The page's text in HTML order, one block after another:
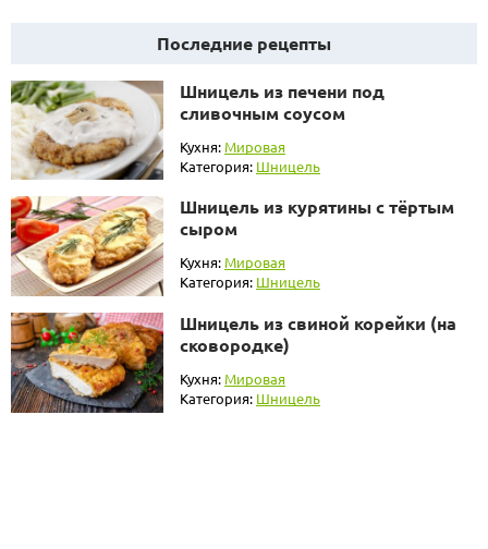
Последние рецепты
Шницель из печени под
сливочным соусом
Кухня: Мировая
Категория: Шницель
Шницель из курятины с тёртым
сыром
Кухня:Мировая
Категория: Шницель
Шницель из свиной корейки (на
сковородке)
Кухня: Мировая
Категория: Шницель